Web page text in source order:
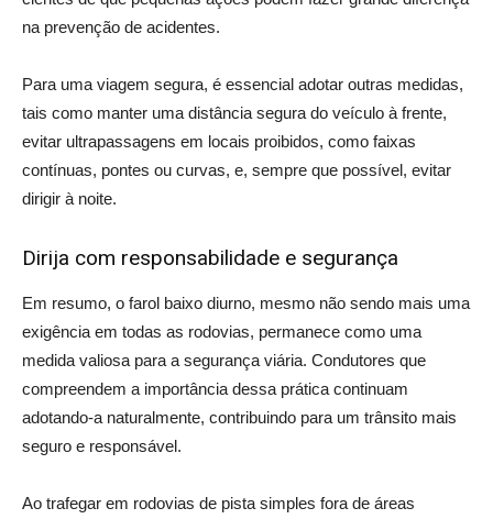
na prevenção de acidentes.
Para uma viagem segura, é essencial adotar outras medidas,
tais como manter uma distância segura do veículo à frente,
evitar ultrapassagens em locais proibidos, como faixas
contínuas, pontes ou curvas, e, sempre que possível, evitar
dirigir à noite.
Dirija com responsabilidade e segurança
Em resumo, o farol baixo diurno, mesmo não sendo mais uma
exigência em todas as rodovias, permanece como uma
medida valiosa para a segurança viária. Condutores que
compreendem a importância dessa prática continuam
adotando-a naturalmente, contribuindo para um trânsito mais
seguro e responsável.
Ao trafegar em rodovias de pista simples fora de áreas